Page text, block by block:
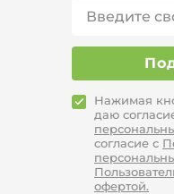
Нажимая
даю
согласие с
офертой.